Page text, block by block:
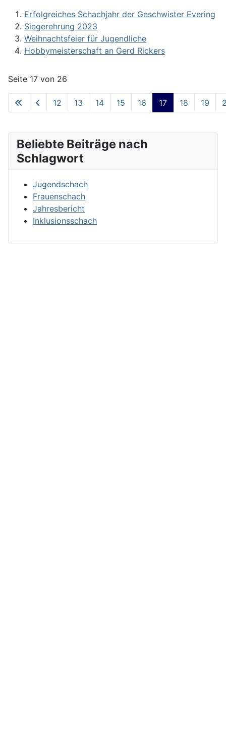
Erfolgreiches Schachjahr der Geschwister Evering
Siegerehrung 2023
Weihnachtsfeier für Jugendliche
Hobbymeisterschaft an Gerd Rickers
Seite 17 von 26
12 13 14 15 16 17 18 19
Beliebte Beiträge nach
Schlagwort
Jugendschach
Frauenschach
Jahresbericht
Inklusionsschach